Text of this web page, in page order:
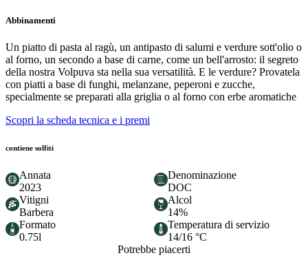
Abbinamenti
Un piatto di pasta al ragù, un antipasto di salumi e verdure sott'olio o
al forno, un secondo a base di carne, come un bell'arrosto: il segreto
della nostra Volpuva sta nella sua versatilità. E le verdure? Provatela
con piatti a base di funghi, melanzane, peperoni e zucche,
specialmente se preparati alla griglia o al forno con erbe aromatiche
Scopri la scheda tecnica e i premi
contiene solfiti
Annata
2023
Denominazione
DOC
Vitigni
Barbera
Alcol
14%
Formato
0.75l
Temperatura di servizio
14/16 °C
Potrebbe piacerti